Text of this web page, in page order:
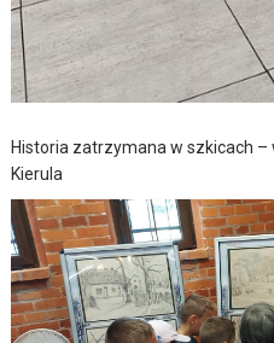
Historia zatrzymana w szkicach
Kierula